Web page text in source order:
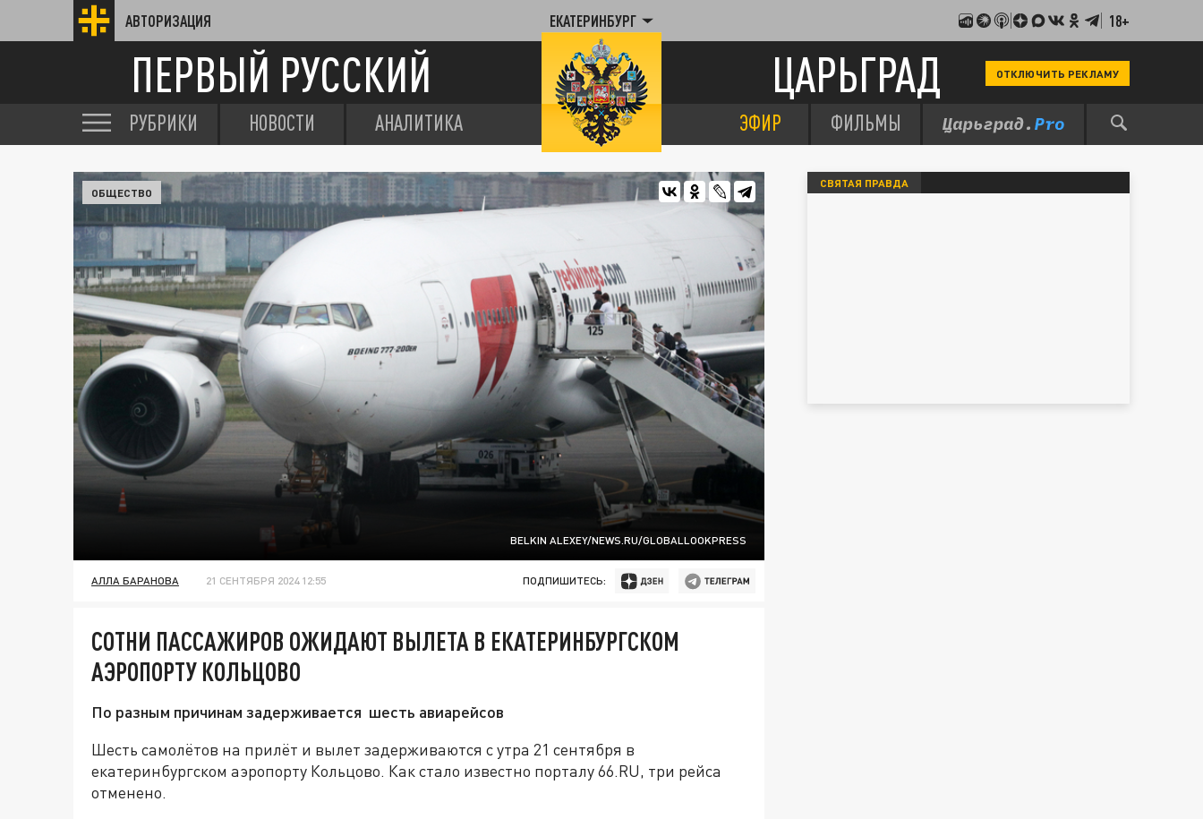
АВТОРИЗАЦИЯ ЕКАТЕРИНБУРГ 18+
ПЕРВЫЙ РУССКИЙ ЦАРЬГРАД ОТКЛЮЧИТЬ РЕКЛАМУ
РУБРИКИ НОВОСТИ АНАЛИТИКА ЭФИР ФИЛЬМЫ
BELKIN ALEXEY/NEWS.RU/GLOBALLOOKPRESS
ОБЩЕСТВО
АЛЛА БАРАНОВА 21 СЕНТЯБРЯ 2024 12:55 ПОДПИШИТЕСЬ:
СОТНИ ПАССАЖИРОВ ОЖИДАЮТ ВЫЛЕТА В ЕКАТЕРИНБУРГСКОМ
АЭРОПОРТУ КОЛЬЦОВО
По разным причинам задерживается шесть авиарейсов
Шесть самолётов на прилёт и вылет задерживаются с утра 21 сентября в
екатеринбургском аэропорту Кольцово. Как стало известно порталу 66.RU, три рейса
отменено.
СВЯТАЯ ПРАВДА